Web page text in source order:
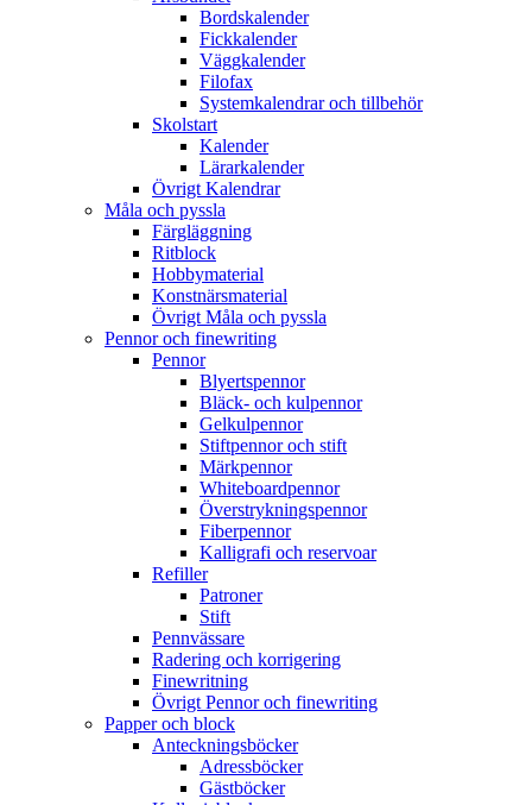
Bordskalender
Fickkalender
Väggkalender
Filofax
Systemkalendrar och tillbehör
Skolstart
Kalender
Lärarkalender
Övrigt Kalendrar
Måla och pyssla
Färgläggning
Ritblock
Hobbymaterial
Konstnärsmaterial
Övrigt Måla och pyssla
Pennor och finewriting
Pennor
Blyertspennor
Bläck- och kulpennor
Gelkulpennor
Stiftpennor och stift
Märkpennor
Whiteboardpennor
Överstrykningspennor
Fiberpennor
Kalligrafi och reservoar
Refiller
Patroner
Stift
Pennvässare
Radering och korrigering
Finewritning
Övrigt Pennor och finewriting
Papper och block
Anteckningsböcker
Adressböcker
Gästböcker